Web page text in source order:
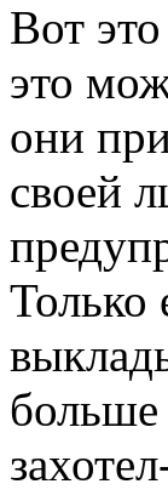
Вот
это
они
своей
Только
больше